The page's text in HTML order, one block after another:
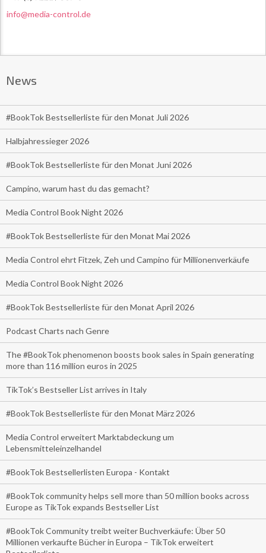
info@media-control.de
News
#BookTok Bestsellerliste für den Monat Juli 2026
Halbjahressieger 2026
#BookTok Bestsellerliste für den Monat Juni 2026
Campino, warum hast du das gemacht?
Media Control Book Night 2026
#BookTok Bestsellerliste für den Monat Mai 2026
Media Control ehrt Fitzek, Zeh und Campino für Millionenverkäufe
Media Control Book Night 2026
#BookTok Bestsellerliste für den Monat April 2026
Podcast Charts nach Genre
The #BookTok phenomenon boosts book sales in Spain generating
more than 116 million euros in 2025
TikTok’s Bestseller List arrives in Italy
#BookTok Bestsellerliste für den Monat März 2026
Media Control erweitert Marktabdeckung um
Lebensmitteleinzelhandel
#BookTok Bestsellerlisten Europa - Kontakt
#BookTok community helps sell more than 50 million books across
Europe as TikTok expands Bestseller List
#BookTok Community treibt weiter Buchverkäufe: Über 50
Millionen verkaufte Bücher in Europa – TikTok erweitert